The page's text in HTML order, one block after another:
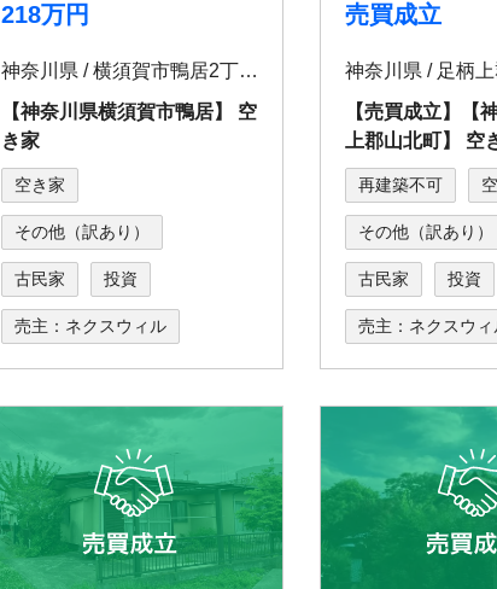
218万円
神奈川県 / 横須賀市鴨居2丁目64-6
【神奈川県横須賀市鴨居】 空
き家
空き家
その他（訳あり）
古民家 投資
売主：ネクスウィル
売買成立
【売買成立】【
上郡⼭北町】 空
再建築不可
その他（訳あり）
古民家 投資
売主：ネクスウィ